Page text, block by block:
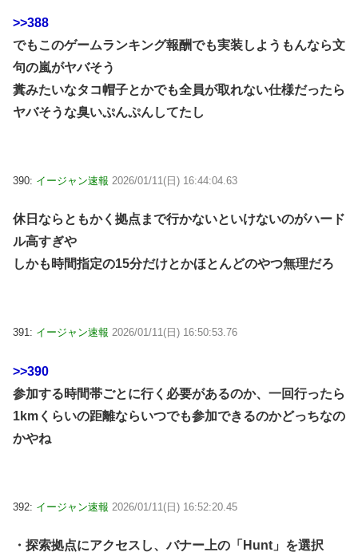
>>388
でもこのゲームランキング報酬でも実装しようもんなら文
句の嵐がヤバそう
糞みたいなタコ帽子とかでも全員が取れない仕様だったら
ヤバそうな臭いぷんぷんしてたし
390: イージャン速報 2026/01/11(日) 16:44:04.63
休日ならともかく拠点まで行かないといけないのがハード
ル高すぎや
しかも時間指定の15分だけとかほとんどのやつ無理だろ
391: イージャン速報 2026/01/11(日) 16:50:53.76
>>390
参加する時間帯ごとに行く必要があるのか、一回行ったら
1kmくらいの距離ならいつでも参加できるのかどっちなの
かやね
392: イージャン速報 2026/01/11(日) 16:52:20.45
・探索拠点にアクセスし、バナー上の「Hunt」を選択